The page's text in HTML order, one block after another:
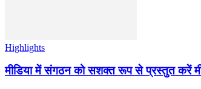
Highlights
मीडिया में संगठन को सशक्त रूप से प्रस्तुत करें